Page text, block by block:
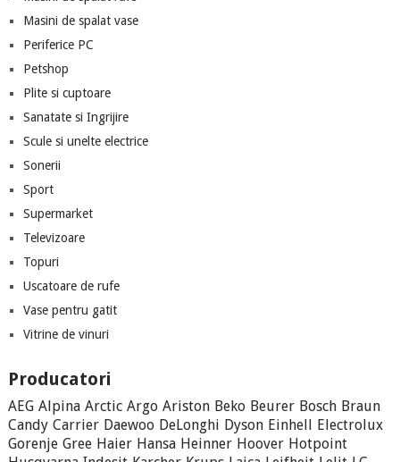
Masini de spalat vase
Periferice PC
Petshop
Plite si cuptoare
Sanatate si Ingrijire
Scule si unelte electrice
Sonerii
Sport
Supermarket
Televizoare
Topuri
Uscatoare de rufe
Vase pentru gatit
Vitrine de vinuri
Producatori
AEG Alpina Arctic Argo Ariston Beko Beurer Bosch Braun
Candy Carrier Daewoo DeLonghi Dyson Einhell Electrolux
Gorenje Gree Haier Hansa Heinner Hoover Hotpoint